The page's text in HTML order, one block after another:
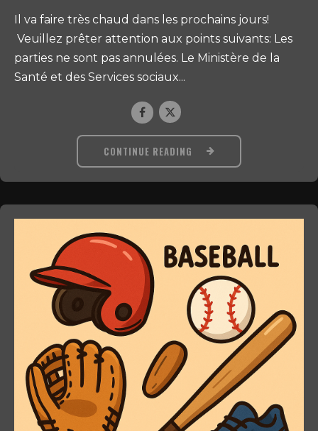
Il va faire très chaud dans les prochains jours!
Veuillez prêter attention aux points suivants: Les
parties ne sont pas annulées. Le Ministère de la
Santé et des Services sociaux...
CONTINUE READING